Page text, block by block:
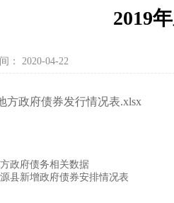
2019
： 2020-04-22
方政府债券发行情况表.xlsx
政府债务相关数据
县新增政府债券安排情况表